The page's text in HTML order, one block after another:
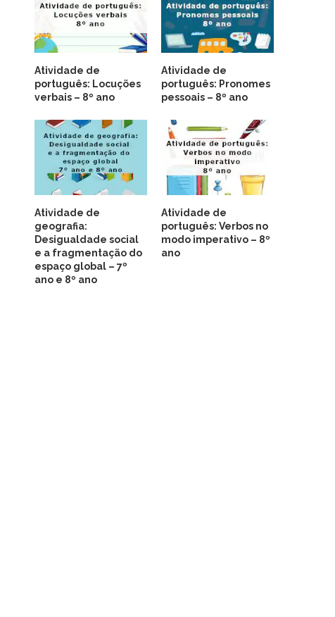
Atividade de
português: Locuções
verbais – 8º ano
Atividade de
português: Pronomes
pessoais – 8º ano
Atividade de
geografia:
Desigualdade social
e a fragmentação do
espaço global – 7º
ano e 8º ano
Atividade de
português: Verbos no
modo imperativo – 8º
ano